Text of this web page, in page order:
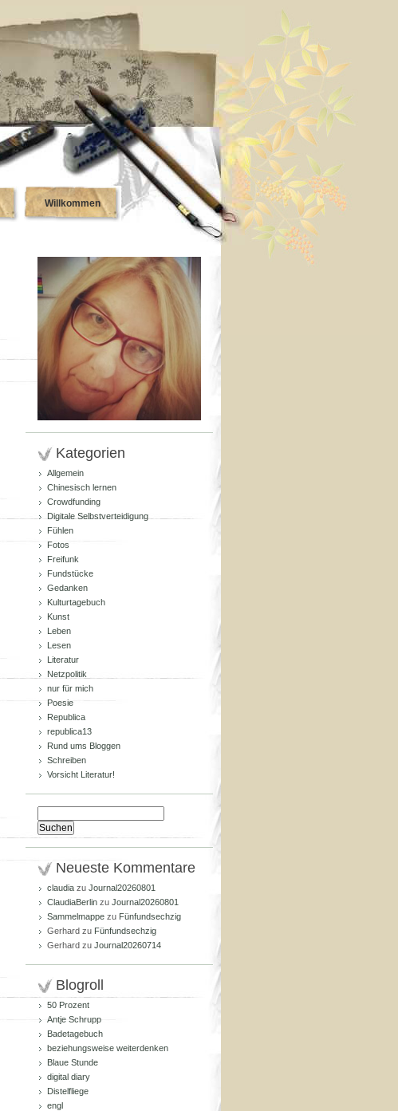
Willkommen
Kategorien
Allgemein
Chinesisch lernen
Crowdfunding
Digitale Selbstverteidigung
Fühlen
Fotos
Freifunk
Fundstücke
Gedanken
Kulturtagebuch
Kunst
Leben
Lesen
Literatur
Netzpolitik
nur für mich
Poesie
Republica
republica13
Rund ums Bloggen
Schreiben
Vorsicht Literatur!
nach:
Neueste Kommentare
claudia zu Journal20260801
ClaudiaBerlin zu Journal20260801
Sammelmappe zu Fünfundsechzig
Gerhard zu Fünfundsechzig
Gerhard zu Journal20260714
Blogroll
50 Prozent
Antje Schrupp
Badetagebuch
beziehungsweise weiterdenken
Blaue Stunde
digital diary
Distelfliege
engl